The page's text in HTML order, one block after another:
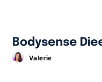
Bodysense
Valerie